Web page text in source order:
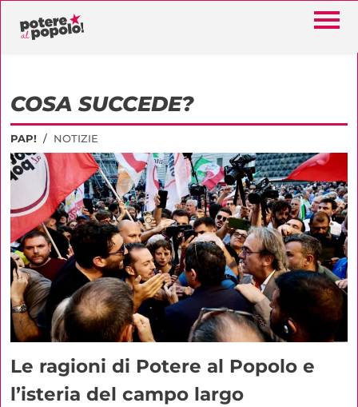
COSA SUCCEDE?
PAP! NOTIZIE
Le ragioni di Potere al Popolo e
l’isteria del campo largo